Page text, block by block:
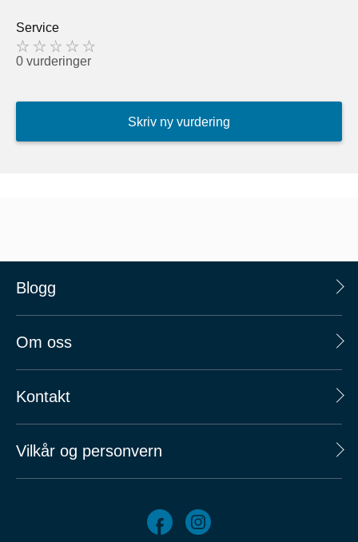
Service
0 vurderinger
Skriv ny vurdering
Blogg
Om oss
Kontakt
Vilkår og personvern